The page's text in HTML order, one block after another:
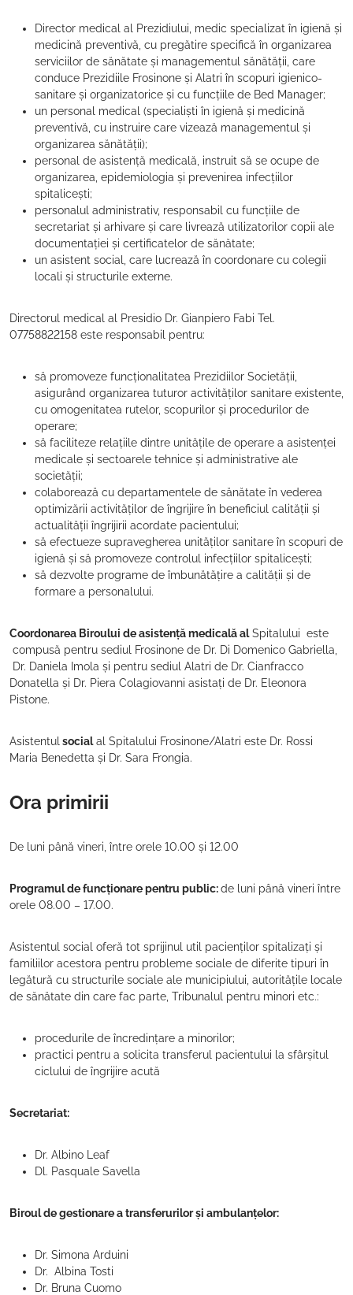
Director medical al Prezidiului, medic specializat în igienă și
medicină preventivă, cu pregătire specifică în organizarea
serviciilor de sănătate și managementul sănătății, care
conduce Prezidiile Frosinone și Alatri în scopuri igienico-
sanitare și organizatorice și cu funcțiile de Bed Manager;
un personal medical (specialiști în igienă și medicină
preventivă, cu instruire care vizează managementul și
organizarea sănătății);
personal de asistență medicală, instruit să se ocupe de
organizarea, epidemiologia și prevenirea infecțiilor
spitalicești;
personalul administrativ, responsabil cu funcțiile de
secretariat și arhivare și care livrează utilizatorilor copii ale
documentației și certificatelor de sănătate;
un asistent social, care lucrează în coordonare cu colegii
locali și structurile externe.
Directorul medical al Presidio Dr. Gianpiero Fabi Tel.
07758822158 este responsabil pentru:
să promoveze funcționalitatea Prezidiilor Societății,
asigurând organizarea tuturor activităților sanitare existente,
cu omogenitatea rutelor, scopurilor și procedurilor de
operare;
să faciliteze relațiile dintre unitățile de operare a asistenței
medicale și sectoarele tehnice și administrative ale
societății;
colaborează cu departamentele de sănătate în vederea
optimizării activităților de îngrijire în beneficiul calității și
actualității îngrijirii acordate pacientului;
să efectueze supravegherea unităților sanitare în scopuri de
igienă și să promoveze controlul infecțiilor spitalicești;
să dezvolte programe de îmbunătățire a calității și de
formare a personalului.
Coordonarea Biroului de asistență medicală alSpitalului este
compusă pentru sediul Frosinone de Dr. Di Domenico Gabriella,
Dr. Daniela Imola și pentru sediul Alatri de Dr. Cianfracco
Donatella și Dr. Piera Colagiovanni asistați de Dr. Eleonora
Pistone.
Asistentul socialal Spitalului Frosinone/Alatri este Dr. Rossi
Maria Benedetta și Dr. Sara Frongia.
Ora primirii
De luni până vineri, între orele 10.00 și 12.00
Programul de funcționare pentru public:de luni până vineri între
orele 08.00 – 17.00.
Asistentul social oferă tot sprijinul util pacienților spitalizați și
familiilor acestora pentru probleme sociale de diferite tipuri în
legătură cu structurile sociale ale municipiului, autoritățile locale
de sănătate din care fac parte, Tribunalul pentru minori etc.:
procedurile de încredințare a minorilor;
practici pentru a solicita transferul pacientului la sfârșitul
ciclului de îngrijire acută
Secretariat:
Dr. Albino Leaf
Dl. Pasquale Savella
Biroul de gestionare a transferurilor și ambulanțelor:
Dr. Simona Arduini
Dr. Albina Tosti
Dr. Bruna Cuomo